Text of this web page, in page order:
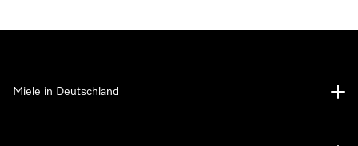
Miele in Deutschland